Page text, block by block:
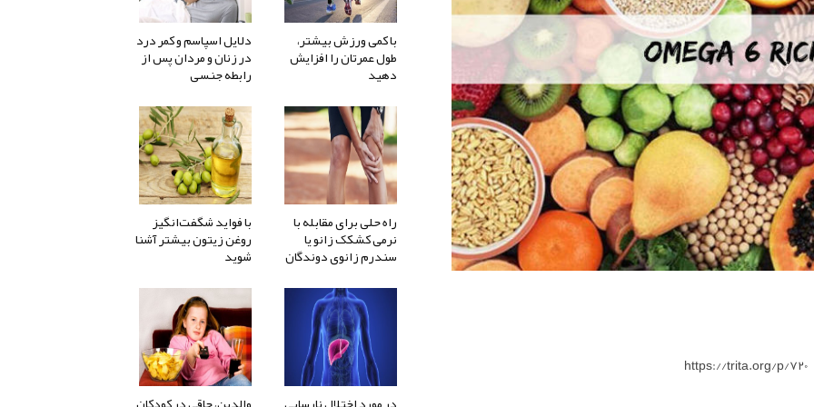
با کمی ورزش بیشتر،
طول عمرتان را افزایش
دهید
دلایل اسپاسم و کمر درد
در زنان و مردان پس از
رابطه جنسی
راه حلی برای مقابله با
نرمی کشکک زانو یا
سندرم زانوی دوندگان
با فواید شگفت‌انگیز
روغن زیتون بیشتر آشنا
شوید